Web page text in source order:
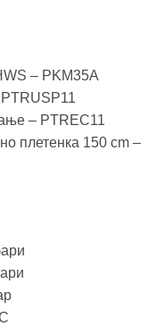
– PKM35A
– PTREC11
плетенка 150 cm –